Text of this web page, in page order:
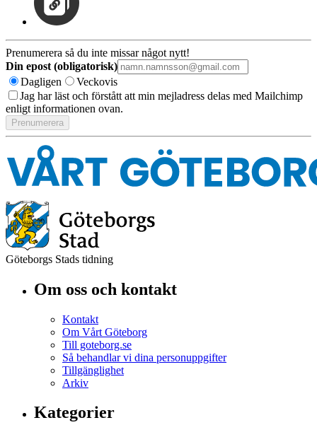
Prenumerera så du inte missar något nytt!
Din epost (obligatorisk)
Dagligen
Veckovis
Jag har läst och förstått att min mejladress delas med Mailchimp
enligt informationen ovan.
Göteborgs Stads tidning
Om oss och kontakt
Kontakt
Om Vårt Göteborg
Till goteborg.se
Så behandlar vi dina personuppgifter
Tillgänglighet
Arkiv
Kategorier